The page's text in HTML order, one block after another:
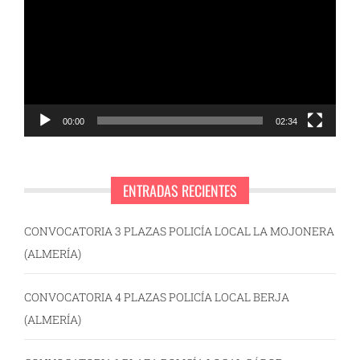
00:00 02:34
ENTRADAS RECIENTES
CONVOCATORIA 3 PLAZAS POLICÍA LOCAL LA MOJONERA
(ALMERÍA)
CONVOCATORIA 4 PLAZAS POLICÍA LOCAL BERJA
(ALMERÍA)